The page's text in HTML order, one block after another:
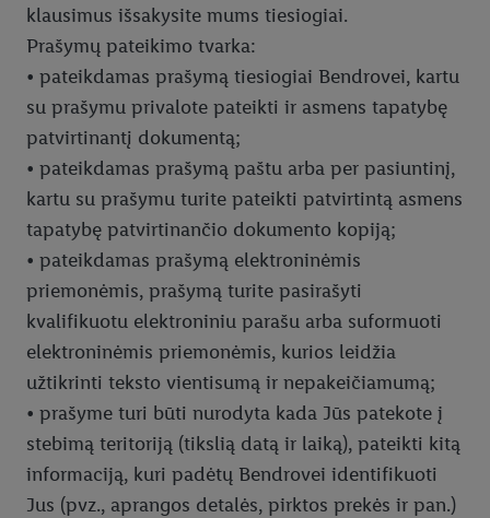
klausimus išsakysite mums tiesiogiai.
Prašymų pateikimo tvarka:
• pateikdamas prašymą tiesiogiai Bendrovei, kartu
su prašymu privalote pateikti ir asmens tapatybę
patvirtinantį dokumentą;
• pateikdamas prašymą paštu arba per pasiuntinį,
kartu su prašymu turite pateikti patvirtintą asmens
tapatybę patvirtinančio dokumento kopiją;
• pateikdamas prašymą elektroninėmis
priemonėmis, prašymą turite pasirašyti
kvalifikuotu elektroniniu parašu arba suformuoti
elektroninėmis priemonėmis, kurios leidžia
užtikrinti teksto vientisumą ir nepakeičiamumą;
• prašyme turi būti nurodyta kada Jūs patekote į
stebimą teritoriją (tikslią datą ir laiką), pateikti kitą
informaciją, kuri padėtų Bendrovei identifikuoti
Jus (pvz., aprangos detalės, pirktos prekės ir pan.)